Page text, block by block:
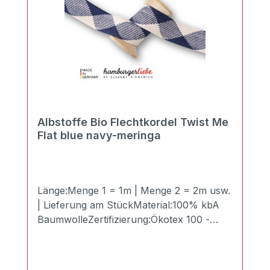
Albstoffe Bio Flechtkordel Twist Me
Flat blue navy-meringa
Länge:Menge 1 = 1m | Menge 2 = 2m usw.
| Lieferung am StückMaterial:100% kbA
BaumwolleZertifizierung:Ökotex 100 -